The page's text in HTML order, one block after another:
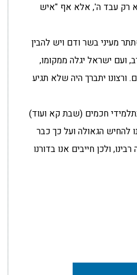
רק עבד ה', אלא אף "איש
מעיני בשר ודם ויש להבין
ועם ישראל יגלה ממקומו,
יתברך היה שלא תגיע
חכמים (שבת קא ועוד)
להחיש הגאולה ועל כך כבר
ולכן חייבים אנו בדורנו